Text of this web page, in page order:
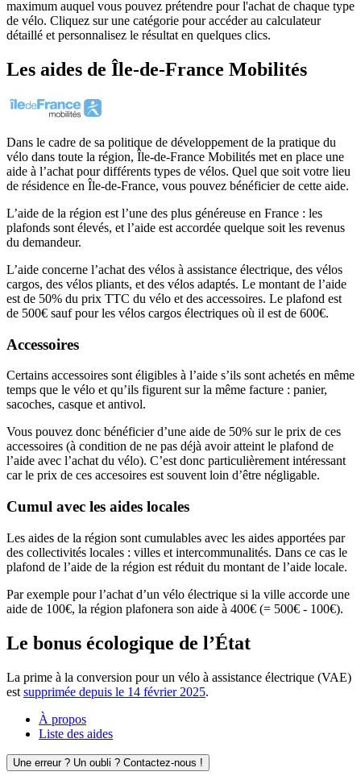
maximum auquel vous pouvez prétendre pour l'achat de chaque type
de vélo. Cliquez sur une catégorie pour accéder au calculateur
détaillé et personnalisez le résultat en quelques clics.
Les aides de Île-de-France Mobilités
Dans le cadre de sa politique de développement de la pratique du
vélo dans toute la région, Île-de-France Mobilités met en place une
aide à l’achat pour différents types de vélos. Quel que soit votre lieu
de résidence en Île-de-France, vous pouvez bénéficier de cette aide.
L’aide de la région est l’une des plus généreuse en France : les
plafonds sont élevés, et l’aide est accordée quelque soit les revenus
du demandeur.
L’aide concerne l’achat des vélos à assistance électrique, des vélos
cargos, des vélos pliants, et des vélos adaptés. Le montant de l’aide
est de 50% du prix TTC du vélo et des accessoires. Le plafond est
de 500€ sauf pour les vélos cargos électriques où il est de 600€.
Accessoires
Certains accessoires sont éligibles à l’aide s’ils sont achetés en même
temps que le vélo et qu’ils figurent sur la même facture : panier,
sacoches, casque et antivol.
Vous pouvez donc bénéficier d’une aide de 50% sur le prix de ces
accessoires (à condition de ne pas déjà avoir atteint le plafond de
l’aide avec l’achat du vélo). C’est donc particulièrement intéressant
car le prix de ces accesoires est souvent loin d’être négligable.
Cumul avec les aides locales
Les aides de la région sont cumulables avec les aides apportées par
des collectivités locales : villes et intercommunalités. Dans ce cas le
plafond de l’aide de la région est réduit du montant de l’aide locale.
Par exemple pour l’achat d’un vélo électrique si la ville accorde une
aide de 100€, la région plafonera son aide à 400€ (= 500€ - 100€).
Le bonus écologique de l’État
La prime à la conversion pour un vélo à assistance électrique (VAE)
est supprimée depuis le 14 février 2025.
À propos
Liste des aides
Une erreur ? Un oubli ? Contactez-nous !